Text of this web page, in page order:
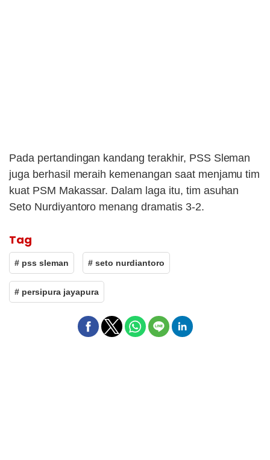
Pada pertandingan kandang terakhir, PSS Sleman
juga berhasil meraih kemenangan saat menjamu tim
kuat PSM Makassar. Dalam laga itu, tim asuhan
Seto Nurdiyantoro menang dramatis 3-2.
Tag
# pss sleman # seto nurdiantoro
# persipura jayapura